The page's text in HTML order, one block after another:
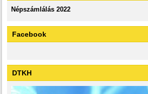
Népszámlálás 2022
Facebook
DTKH